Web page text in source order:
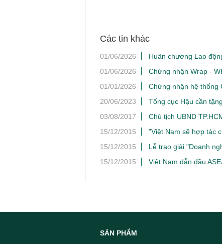
Các tin khác
01/06/2026
Huân chương Lao
01/06/2026
Chứng nhận Wrap -
01/01/2026
Chứng nhận hệ thống
20/06/2023
Tổng cục Hậu cần
03/08/2017
Chủ tịch UBND
15/12/2015
"Việt Nam sẽ hợp tác
15/12/2015
Lễ trao giải "Doanh
15/12/2015
Việt Nam dẫn đầu
SẢN PHẨM